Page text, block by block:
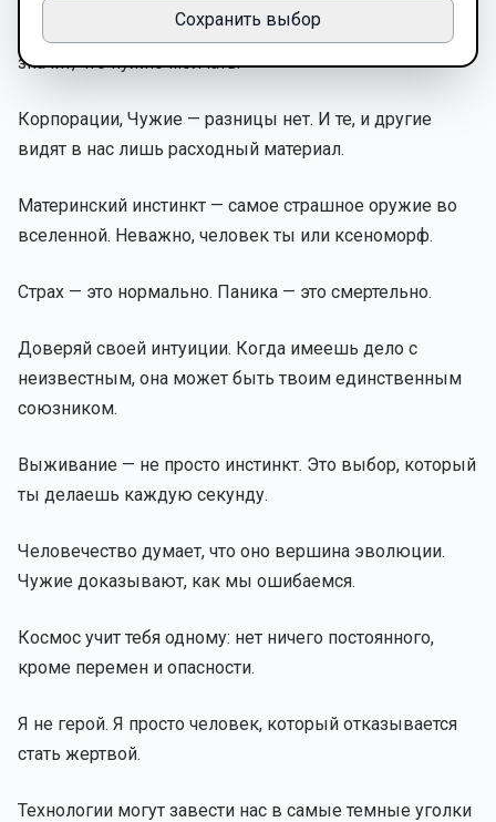
В космосе никто не услышит твой крик, но это не
значит, что нужно молчать.
Корпорации, Чужие — разницы нет. И те, и другие
видят в нас лишь расходный материал.
Материнский инстинкт — самое страшное оружие во
вселенной. Неважно, человек ты или ксеноморф.
Страх — это нормально. Паника — это смертельно.
Доверяй своей интуиции. Когда имеешь дело с
неизвестным, она может быть твоим единственным
союзником.
Выживание — не просто инстинкт. Это выбор, который
ты делаешь каждую секунду.
Человечество думает, что оно вершина эволюции.
Чужие доказывают, как мы ошибаемся.
Космос учит тебя одному: нет ничего постоянного,
кроме перемен и опасности.
Я не герой. Я просто человек, который отказывается
стать жертвой.
Технологии могут завести нас в самые темные уголки
Сохранить выбор